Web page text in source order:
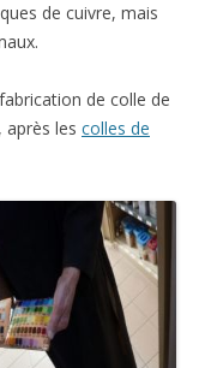
de cuivre, mais
de colle de
après les colles de